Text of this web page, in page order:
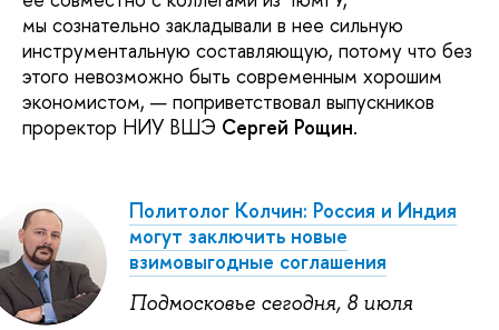
мы сознательно закладывали в нее сильную
инструментальную составляющую, потому что без
этого невозможно быть современным хорошим
экономистом, — поприветствовал выпускников
проректор НИУ ВШЭ Сергей Рощин.
Политолог Колчин: Россия и Индия
могут заключить новые
взимовыгодные соглашения
Подмосковье сегодня, 8 июля